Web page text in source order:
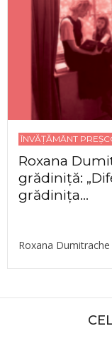
ÎNVĂȚĂMÂNT
Roxana
grădiniță:
grădinița...
Roxana Dumitrache